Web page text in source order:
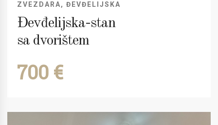
ZVEZDARA, ĐEVĐELIJSKA
Đevđelijska-stan
sa dvorištem
700 €